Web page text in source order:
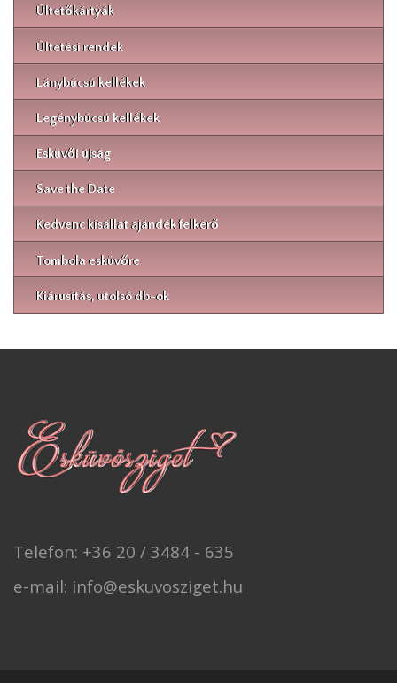
Ültetőkártyák
Ültetési rendek
Lánybúcsú kellékek
Legénybúcsú kellékek
Esküvői újság
Save the Date
Kedvenc kisállat ajándék felkérő
Tombola esküvőre
Kiárusítás, utolsó db-ok
Telefon: +36 20 / 3484 - 635
e-mail: info@eskuvosziget.hu